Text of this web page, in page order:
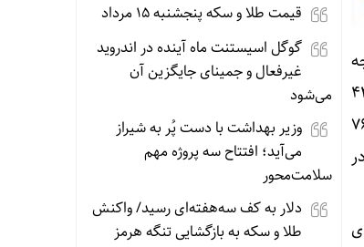
به سطح ۲ میلیون و ۴۳۸
در تراز ۷۶۳
۲.۸۵ درصدی
قیمت طلا و سکه پنجشنبه 15 مرداد
گوگل اسیستنت ماه آینده در اندروید
غیرفعال و جمینای جایگزین آن
می‌شود
وزیر بهداشت با دست پُر به شیراز
می‌آید؛ افتتاح سه پروژه مهم
سلامت‌محور
دلار به کف سه‌هفته‌ای رسید/ واکنش
طلا و سکه به بازگشایی تنگه هرمز